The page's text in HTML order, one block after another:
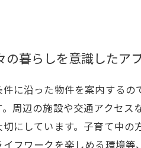
の暮らしを意識したア
件に沿った物件を案内する
。周辺の施設や交通アクセ
切にしています。子育て中
イフワークを楽しめる環境